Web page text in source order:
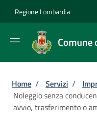
Regione Lombardia
Briciole di
Home / Servizi /
Noleggio senza
avvio, trasferimento o